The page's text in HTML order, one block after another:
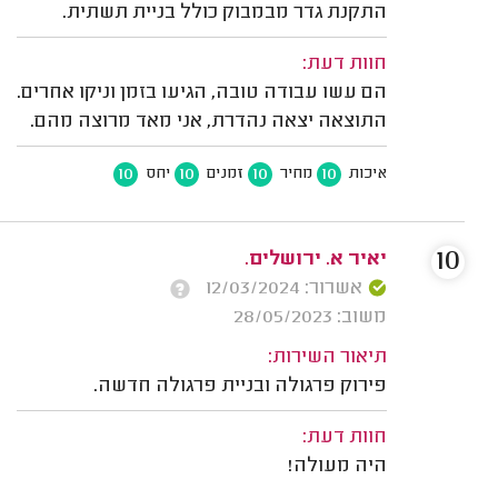
התקנת גדר מבמבוק כולל בניית תשתית.
חוות דעת:
הם עשו עבודה טובה, הגיעו בזמן וניקו אחרים.
התוצאה יצאה נהדרת, אני מאד מרוצה מהם.
איכות 10 מחיר 10 זמנים 10 יחס 10
יאיר א. ירושלים.
אשרור: 12/03/2024
משוב: 28/05/2023
תיאור השירות:
פירוק פרגולה ובניית פרגולה חדשה.
חוות דעת:
היה מעולה!
10